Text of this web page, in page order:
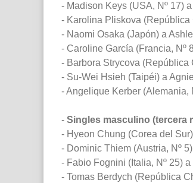
- Madison Keys (USA, Nº 17)
- Karolina Pliskova (República
- Naomi Osaka (Japón) a
- Caroline García (Francia, Nº
- Barbora Strycova (República
- Su-Wei Hsieh (Taipéi) a
- Angelique Kerber (Alemania,
- Singles masculino (tercera
- Hyeon Chung (Corea del
- Dominic Thiem (Austria, Nº
- Fabio Fognini (Italia, Nº 25) a
- Tomas Berdych (República